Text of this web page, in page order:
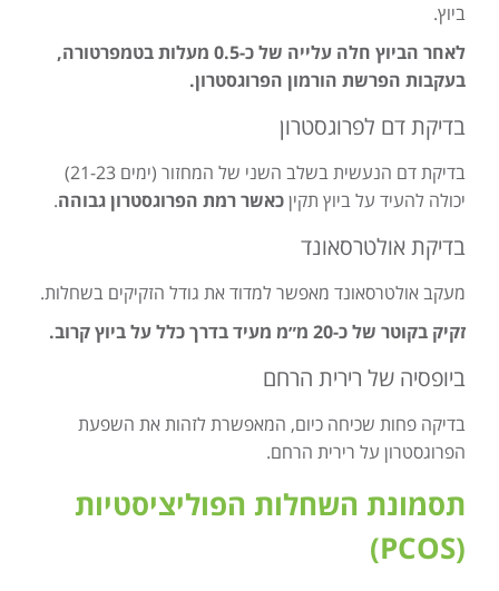
ביוץ.
לאחר הביוץ חלה עלייה של כ-0.5 מעלות בטמפרטורה,
בעקבות הפרשת הורמון הפרוגסטרון.
בדיקת דם לפרוגסטרון
בדיקת דם הנעשית בשלב השני של המחזור (ימים 21-23)
יכולה להעיד על ביוץ תקיןכאשר רמת הפרוגסטרון גבוהה.
בדיקת אולטרסאונד
מעקב אולטרסאונד מאפשר למדוד את גודל הזקיקים בשחלות.
זקיק בקוטר של כ-20 מ״מ מעיד בדרך כלל על ביוץ קרוב.
ביופסיה של רירית הרחם
בדיקה פחות שכיחה כיום, המאפשרת לזהות את השפעת
הפרוגסטרון על רירית הרחם.
תסמונת השחלות הפוליציסטיות
(PCOS)